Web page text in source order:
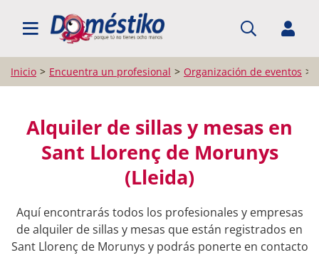
BUSCAR PROFESIONALES
Inicio Encuentra un profesional Organización de eventos
Alquiler de sillas y mesas en
Sant Llorenç de Morunys
(Lleida)
Aquí encontrarás todos los profesionales y empresas
de alquiler de sillas y mesas que están registrados en
Sant Llorenç de Morunys y podrás ponerte en contacto